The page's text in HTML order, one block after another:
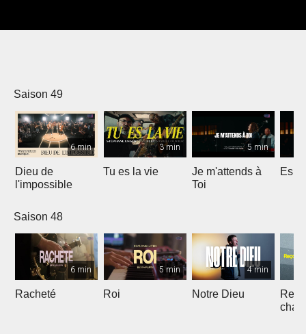
Saison 49
6 min
Dieu de
l'impossible
3 min
Tu es la vie
5 min
Je m'attends à
Toi
Saison 48
6 min
Racheté
5 min
Roi
4 min
Notre Dieu
chant